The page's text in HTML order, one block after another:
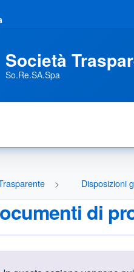
Società
So.Re.SA.Spa
Disposizioni
di